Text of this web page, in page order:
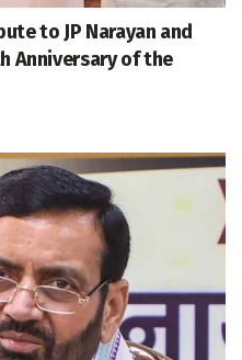
to JP Narayan and
Anniversary of the